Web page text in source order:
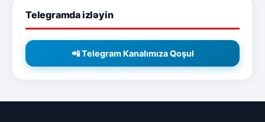
Telegramda izləyin
📲 Telegram Kanalımıza Qoşul